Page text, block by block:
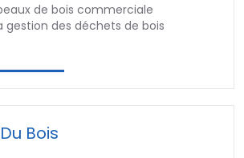
de bois commerciale
gestion des déchets de bois
Bois